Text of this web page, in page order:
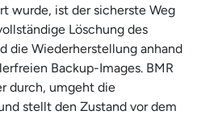
wurde, ist der sicherste Weg
Löschung des
die Wiederherstellung anhand
Backup-Images. BMR
durch, umgeht die
stellt den Zustand vor dem